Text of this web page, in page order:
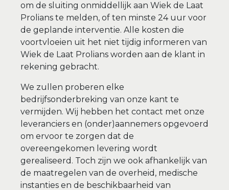
om de sluiting onmiddellijk aan Wiek de Laat
Prolians te melden, of ten minste 24 uur voor
de geplande interventie. Alle kosten die
voortvloeien uit het niet tijdig informeren van
Wiek de Laat Prolians worden aan de klant in
rekening gebracht.
We zullen proberen elke
bedrijfsonderbreking van onze kant te
vermijden. Wij hebben het contact met onze
leveranciers en (onder)aannemers opgevoerd
om ervoor te zorgen dat de
overeengekomen levering wordt
gerealiseerd. Toch zijn we ook afhankelijk van
de maatregelen van de overheid, medische
instanties en de beschikbaarheid van